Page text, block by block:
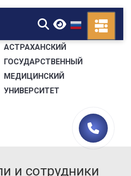
▼
АСТРАХАНСКИЙ
ГОСУДАРСТВЕННЫЙ
МЕДИЦИНСКИЙ
УНИВЕРСИТЕТ
и сотрудники